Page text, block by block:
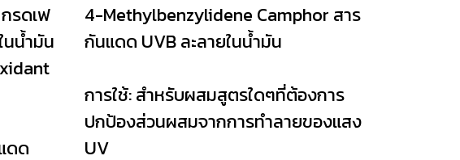
รดเฟ
นน้ำมัน
ดด
4-Methylbenzylidene Camphor สาร
กันแดด UVB ละลายในน้ำมัน
การใช้: สำหรับผสมสูตรใดๆที่ต้องการ
ปกป้องส่วนผสมจากการทำลายของแสง
UV